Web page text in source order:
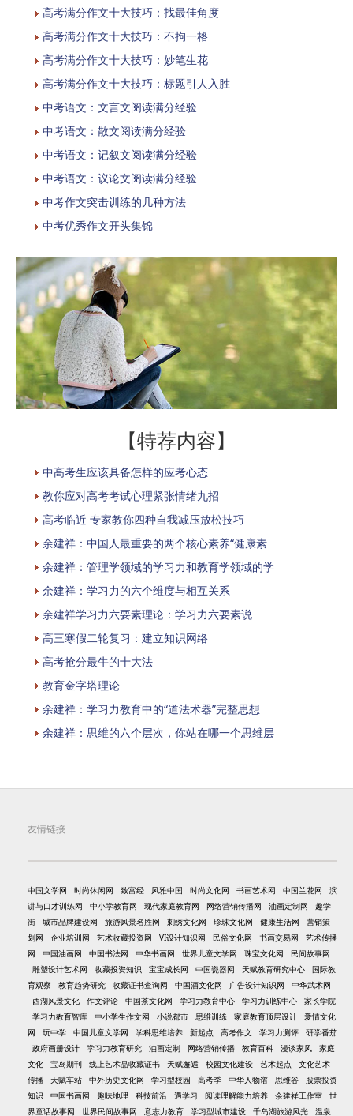
高考满分作文十大技巧：找最佳角度
高考满分作文十大技巧：不拘一格
高考满分作文十大技巧：妙笔生花
高考满分作文十大技巧：标题引人入胜
中考语文：文言文阅读满分经验
中考语文：散文阅读满分经验
中考语文：记叙文阅读满分经验
中考语文：议论文阅读满分经验
中考作文突击训练的几种方法
中考优秀作文开头集锦
【特荐内容】
中高考生应该具备怎样的应考心态
教你应对高考考试心理紧张情绪九招
高考临近 专家教你四种自我减压放松技巧
余建祥：中国人最重要的两个核心素养“健康素
余建祥：管理学领域的学习力和教育学领域的学
余建祥：学习力的六个维度与相互关系
余建祥学习力六要素理论：学习力六要素说
高三寒假二轮复习：建立知识网络
高考抢分最牛的十大法
教育金字塔理论
余建祥：学习力教育中的“道法术器”完整思想
余建祥：思维的六个层次，你站在哪一个思维层
友情链接
中国文学网 时尚休闲网 致富经 风雅中国 时尚文化网 书画艺术网 中国兰花网
演
讲与口才训练网
中小学教育网 现代家庭教育网 网络营销传播网 油画定制网
趣学
街
城市品牌建设网 旅游风景名胜网 刺绣文化网 珍珠文化网 健康生活网
营销策
划网
企业培训网 艺术收藏投资网 VI设计知识网 民俗文化网 书画交易网
艺术传播
网
中国油画网 中国书法网 中华书画网 世界儿童文学网 珠宝文化网
民间故事网
雕塑设计艺术网
收藏投资知识 宝宝成长网 中国瓷器网 天赋教育研究中心
国际教
育观察
教育趋势研究 收藏证书查询网 中国酒文化网 广告设计知识网
中华武术网
西湖风景文化
作文评论 中国茶文化网 学习力教育中心 学习力训练中心
家长学院
学习力教育智库
中小学生作文网 小说都市 思维训练 家庭教育顶层设计
爱情文化
网
玩中学 中国儿童文学网 学科思维培养 新起点 高考作文 学习力测评
研学番茄
政府画册设计
学习力教育研究 油画定制 网络营销传播 教育百科 漫谈家风
家庭
文化
宝岛期刊 线上艺术品收藏证书 天赋邂逅 校园文化建设 艺术起点
文化艺术
传播
天赋车站 中外历史文化网 学习型校园 高考季 中华人物谱 思维谷
股票投资
知识
中国书画网 趣味地理 科技前沿 遇学习 阅读理解能力培养 余建祥工作室
世
界童话故事网
世界民间故事网 意志力教育 学习型城市建设 千岛湖旅游风光 温泉